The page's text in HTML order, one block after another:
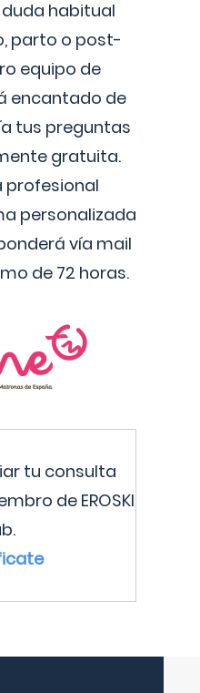
duda habitual
parto o post-
equipo de
encantado de
tus preguntas
gratuita.
profesional
personalizada
vía mail
de 72 horas.
tu consulta
de EROSKI